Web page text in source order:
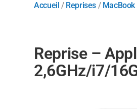
Accueil / Reprises /
Reprise –
2,6GHz/i7/